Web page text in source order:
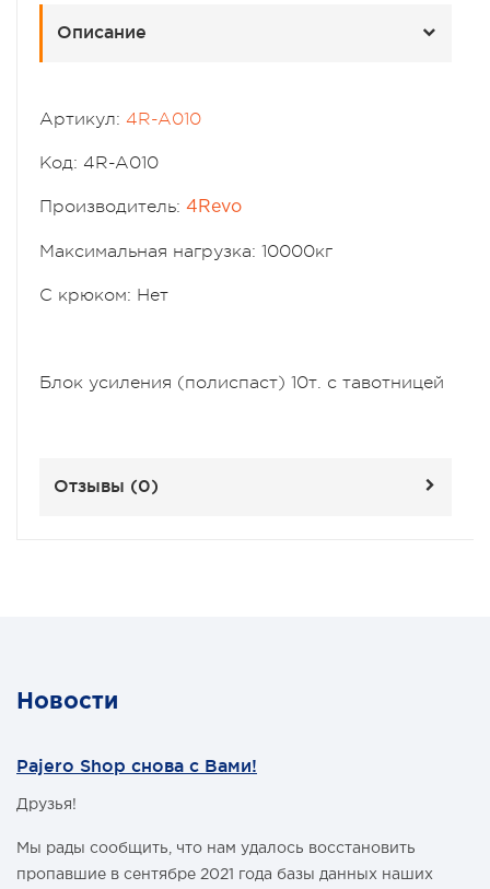
Описание
Артикул: 4R-A010
Код: 4R-A010
Производитель: 4Revo
Максимальная нагрузка: 10000кг
С крюком: Нет
Блок усиления (полиспаст) 10т. с тавотницей
Отзывы (0)
Новости
Pajero Shop снова с Вами!
Друзья!
Мы рады сообщить, что нам удалось восстановить
пропавшие в сентябре 2021 года базы данных наших